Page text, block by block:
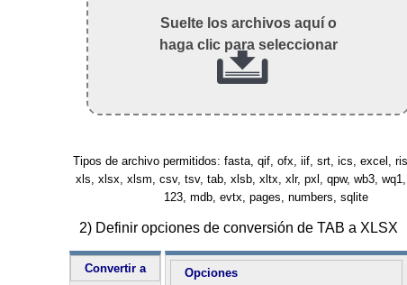
Suelte los archivos aquí o
haga clic para seleccionar
Tipos de archivo permitidos: fasta, qif, ofx, iif, srt, ics, excel,
xls, xlsx, xlsm, csv, tsv, tab, xlsb, xltx, xlr, pxl, qpw, wb3, wq1,
123, mdb, evtx, pages, numbers, sqlite
2) Definir opciones de conversión de TAB a XLSX
Convertir a Opciones